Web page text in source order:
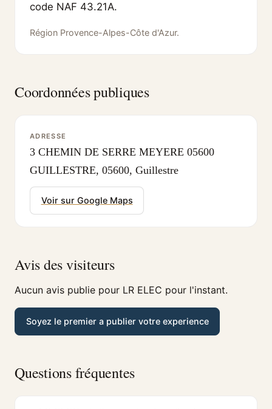
code NAF 43.21A.
Région Provence-Alpes-Côte d'Azur.
Coordonnées publiques
ADRESSE
3 CHEMIN DE SERRE MEYERE 05600
GUILLESTRE, 05600, Guillestre
Voir sur Google Maps
Avis des visiteurs
Aucun avis publie pour LR ELEC pour l'instant.
Soyez le premier a publier votre experience
Questions fréquentes